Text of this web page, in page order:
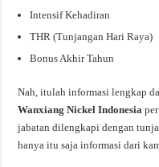
Intensif Kehadiran
THR (Tunjangan Hari Raya)
Bonus Akhir Tahun
Nah, itulah informasi lengkap
Wanxiang Nickel Indonesia
jabatan dilengkapi dengan
hanya itu saja informasi dari